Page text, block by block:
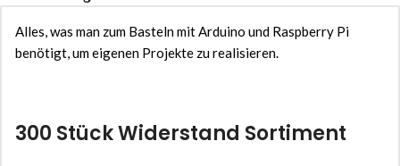
Alles, was man zum Basteln mit Arduino und Raspberry Pi
benötigt, um eigenen Projekte zu realisieren.
300 Stück Widerstand Sortiment